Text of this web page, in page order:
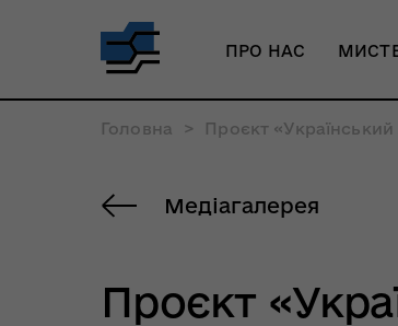
ПРО НАС
Головна > Проєкт
Медіагалерея
Проєкт